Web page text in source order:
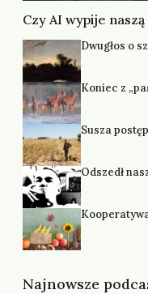
Czy AI wypije naszą
Dwugłos o
Koniec z
Susza
Odszedł
Najnowsze